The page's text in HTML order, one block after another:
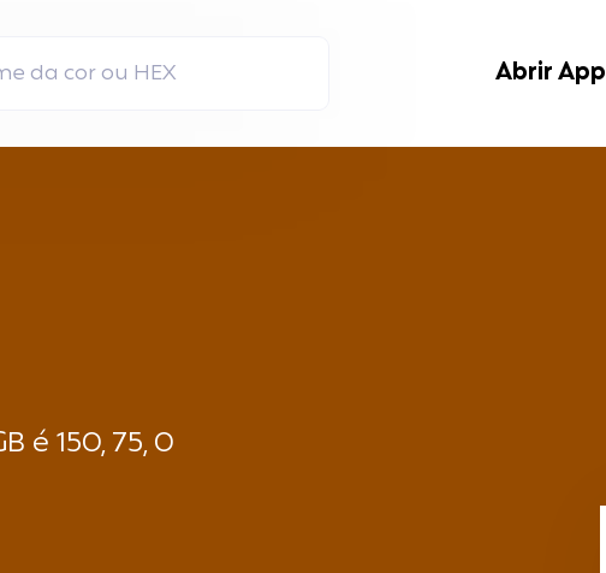
Abrir App
é 150, 75, 0